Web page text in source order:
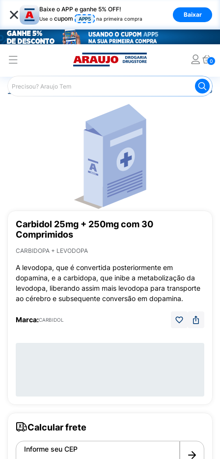
× Baixe o APP e ganhe 5% OFF!
Use o cupom APP5 na primeira compra
Baixar
0
Araujo Medicamentos Remédio para Sistema Nervoso
Carbidol 25mg + 250mg com 30
Comprimidos
CARBIDOPA + LEVODOPA
A levodopa, que é convertida posteriormente em
dopamina, e a carbidopa, que inibe a metabolização da
levodopa, liberando assim mais levodopa para transporte
ao cérebro e subsequente conversão em dopamina.
Marca:CARBIDOL
Calcular frete
Informe seu CEP